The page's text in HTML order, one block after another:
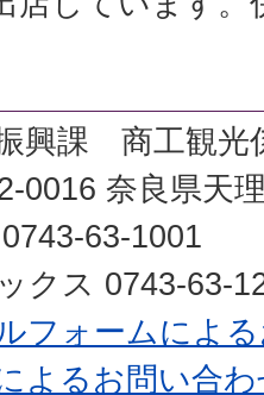
興課 商工観光
0016 奈良県天
63-1001
クス 0743-63-
フォームによ
よるお問い合